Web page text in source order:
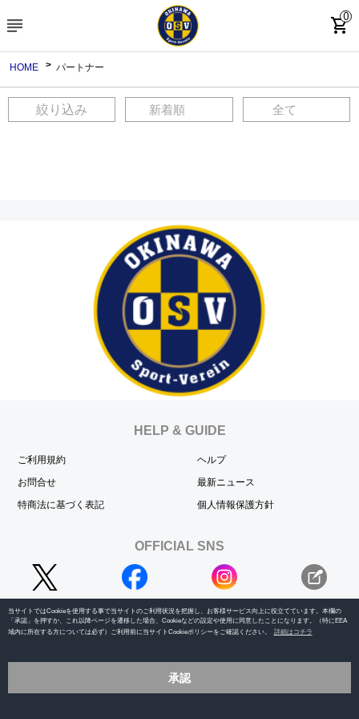
当サイトではCookieを使用する事で当サイトのご利用状況を把握し、お客様サービス向上に役立てています。本欄の
「承認」を押すか、これ以降ページを遷移した場合、Cookieなどの設定や使用に同意したことになります。（特にEEA
域内に所在する方については必ず）ご利用前に当サイトCookieポリシーをご確認ください。
詳細はコチラ
承認
subject shopping_cart
0
HOME パートナー
絞り込み
HELP & GUIDE
ご利用規約
ヘルプ
お問合せ
最新ニュース
特商法に基づく表記
個人情報保護方針
OFFICIAL SNS
© 2023 YOU inc.